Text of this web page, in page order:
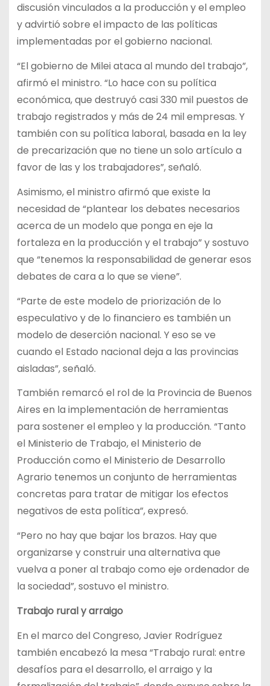
discusión vinculados a la producción y el empleo
y advirtió sobre el impacto de las políticas
implementadas por el gobierno nacional.
“El gobierno de Milei ataca al mundo del trabajo”,
afirmó el ministro. “Lo hace con su política
económica, que destruyó casi 330 mil puestos de
trabajo registrados y más de 24 mil empresas. Y
también con su política laboral, basada en la ley
de precarización que no tiene un solo artículo a
favor de las y los trabajadores”, señaló.
Asimismo, el ministro afirmó que existe la
necesidad de “plantear los debates necesarios
acerca de un modelo que ponga en eje la
fortaleza en la producción y el trabajo” y sostuvo
que “tenemos la responsabilidad de generar esos
debates de cara a lo que se viene”.
“Parte de este modelo de priorización de lo
especulativo y de lo financiero es también un
modelo de deserción nacional. Y eso se ve
cuando el Estado nacional deja a las provincias
aisladas”, señaló.
También remarcó el rol de la Provincia de Buenos
Aires en la implementación de herramientas
para sostener el empleo y la producción. “Tanto
el Ministerio de Trabajo, el Ministerio de
Producción como el Ministerio de Desarrollo
Agrario tenemos un conjunto de herramientas
concretas para tratar de mitigar los efectos
negativos de esta política”, expresó.
“Pero no hay que bajar los brazos. Hay que
organizarse y construir una alternativa que
vuelva a poner al trabajo como eje ordenador de
la sociedad”, sostuvo el ministro.
Trabajo rural y arraigo
En el marco del Congreso, Javier Rodríguez
también encabezó la mesa “Trabajo rural: entre
desafíos para el desarrollo, el arraigo y la